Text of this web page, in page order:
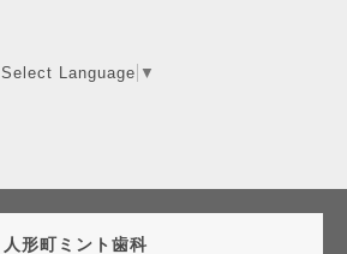
Select Language ▼
人形町ミント歯科